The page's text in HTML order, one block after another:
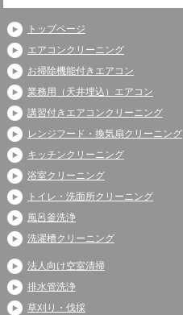
トップページ
エアコンクリーニング
お掃除機能付きエアコン
業務用（天井埋込）エアコン
講習付きエアコンクリーニング
レンジフード・換気扇クリーニング
キッチンクリーニング
浴室クリーニング
トイレ・洗面所クリーニング
風呂釜洗浄
洗濯槽クリーニング
法人向け空室清掃
排水管洗浄
草刈り・伐採